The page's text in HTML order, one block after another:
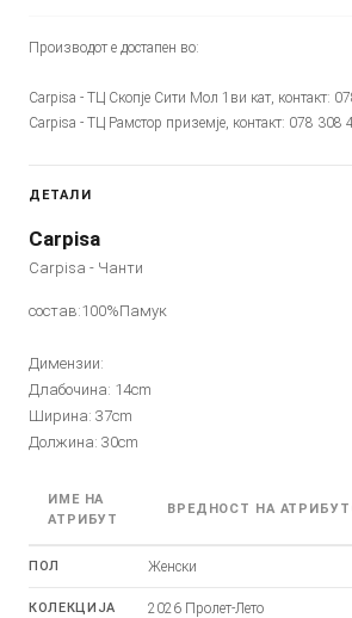
Производот е достапен во:
Carpisa - ТЦ Скопје Сити Мол 1ви кат, контакт:
Carpisa - ТЦ Рамстор приземје, контакт: 078 308
ДЕТАЛИ
Carpisa
Carpisa - Чанти
состав:100%Памук
Димензии:
Длабочина: 14cm
Ширина: 37cm
Должина: 30cm
ИМЕ НА
АТРИБУТ
ВРЕДНОСТ НА
ПОЛ Женски
КОЛЕКЦИЈА 2026 Пролет-Лето